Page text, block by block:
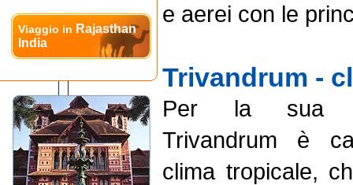
Viaggio in Rajasthan
India
e aerei con le
Trivandrum -
Per la sua
Trivandrum è
clima tropicale,